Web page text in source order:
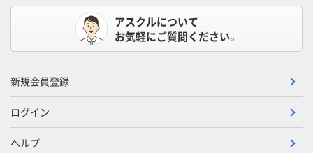
アスクルについて
お気軽にご質問ください。
新規会員登録
ログイン
ヘルプ